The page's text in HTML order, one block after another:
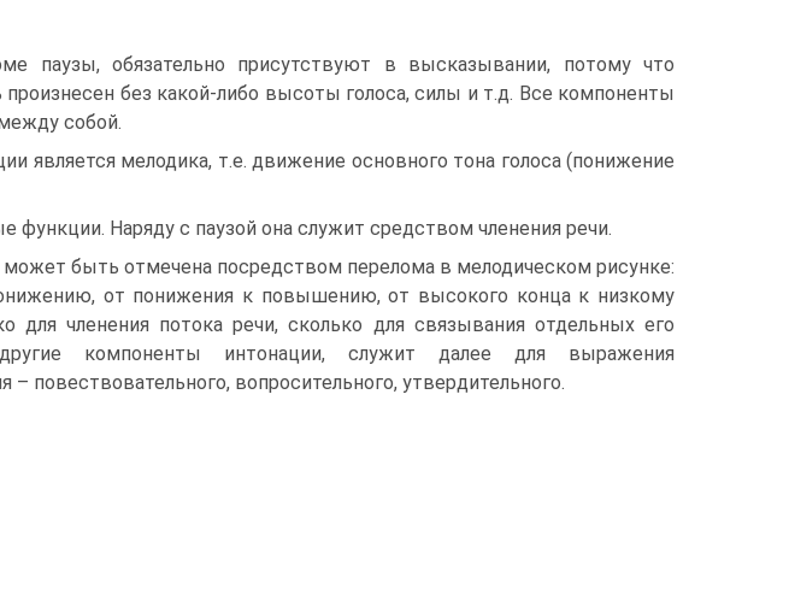
паузы, обязательно присутствуют в высказывании, потому что
без какой-либо высоты голоса, силы и т.д. Все компоненты
собой.
является мелодика, т.е. движение основного тона голоса (понижение
Наряду с паузой она служит средством членения речи.
быть отмечена посредством перелома в мелодическом рисунке:
от понижения к повышению, от высокого конца к низкому
для членения потока речи, сколько для связывания отдельных его
компоненты интонации, служит далее для выражения
повествовательного, вопросительного, утвердительного.